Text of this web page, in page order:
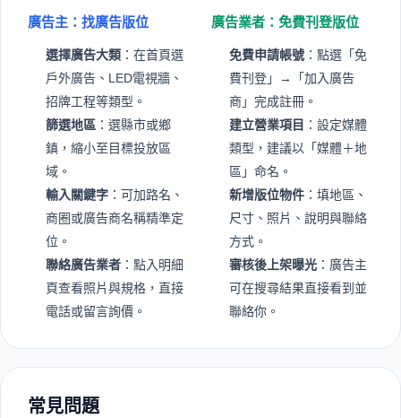
廣告主：找廣告版位
選擇廣告大類 ：在首頁選
戶外廣告、LED電視牆、
招牌工程等類型。
篩選地區 ：選縣市或鄉
鎮，縮小至目標投放區
域。
輸入關鍵字 ：可加路名、
商圈或廣告商名稱精準定
位。
聯絡廣告業者 ：點入明細
頁查看照片與規格，直接
電話或留言詢價。
廣告業者：免費刊登版位
免費申請帳號 ：點選「免
費刊登」→「加入廣告
商」完成註冊。
建立營業項目 ：設定媒體
類型，建議以「媒體＋地
區」命名。
新增版位物件 ：填地區、
尺寸、照片、說明與聯絡
方式。
審核後上架曝光 ：廣告主
可在搜尋結果直接看到並
聯絡你。
常見問題